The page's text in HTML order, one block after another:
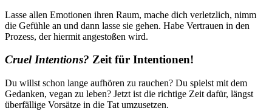
Lasse allen Emotionen ihren Raum, mache dich verletzlich, nimm
die Gefühle an und dann lasse sie gehen. Habe Vertrauen in den
Prozess, der hiermit angestoßen wird.
Cruel Intentions? Zeit für Intentionen!
Du willst schon lange aufhören zu rauchen? Du spielst mit dem
Gedanken, vegan zu leben? Jetzt ist die richtige Zeit dafür, längst
überfällige Vorsätze in die Tat umzusetzen.